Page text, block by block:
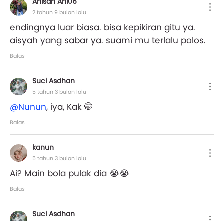
2 tahun 9 bulan lalu
endingnya luar biasa. bisa kepikiran gitu ya.
aisyah yang sabar ya. suami mu terlalu polos.
Balas
Suci Asdhan
5 tahun 3 bulan lalu
@Nunun, iya, Kak 🤭
Balas
kanun
5 tahun 3 bulan lalu
Ai? Main bola pulak dia 😭😭
Balas
Suci Asdhan